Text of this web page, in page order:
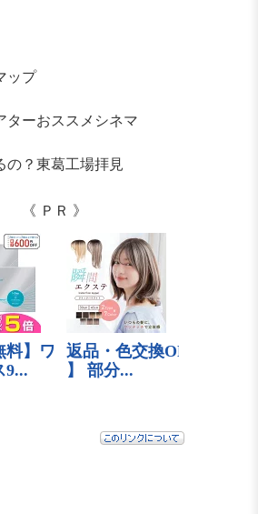
ップ
ターおススメシネマ
の？東葛工場拝見
《 ＰＲ 》